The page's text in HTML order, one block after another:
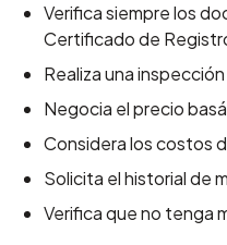
Verifica siempre los
Certificado de
Realiza una
Negocia el precio
Considera los costos
Solicita el historial de
Verifica que no tenga